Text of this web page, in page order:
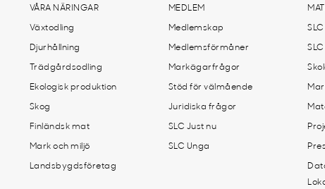
VÅRA NÄRINGAR
Växtodling
Djurhållning
Trädgårdsodling
Ekologisk produktion
Skog
Finländsk mat
Mark och miljö
Landsbygdsföretag
MEDLEM
Medlemskap
Medlemsförmåner
Markägarfrågor
Stöd för välmående
Juridiska frågor
SLC Just nu
SLC Unga